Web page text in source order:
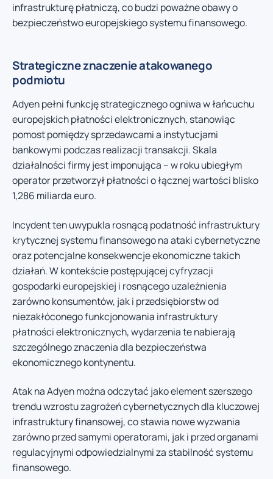
infrastrukturę płatniczą, co budzi poważne obawy o
bezpieczeństwo europejskiego systemu finansowego.
Strategiczne znaczenie atakowanego
podmiotu
Adyen pełni funkcję strategicznego ogniwa w łańcuchu
europejskich płatności elektronicznych, stanowiąc
pomost pomiędzy sprzedawcami a instytucjami
bankowymi podczas realizacji transakcji. Skala
działalności firmy jest imponująca – w roku ubiegłym
operator przetworzył płatności o łącznej wartości blisko
1,286 miliarda euro.
Incydent ten uwypukla rosnącą podatność infrastruktury
krytycznej systemu finansowego na ataki cybernetyczne
oraz potencjalne konsekwencje ekonomiczne takich
działań. W kontekście postępującej cyfryzacji
gospodarki europejskiej i rosnącego uzależnienia
zarówno konsumentów, jak i przedsiębiorstw od
niezakłóconego funkcjonowania infrastruktury
płatności elektronicznych, wydarzenia te nabierają
szczególnego znaczenia dla bezpieczeństwa
ekonomicznego kontynentu.
Atak na Adyen można odczytać jako element szerszego
trendu wzrostu zagrożeń cybernetycznych dla kluczowej
infrastruktury finansowej, co stawia nowe wyzwania
zarówno przed samymi operatorami, jak i przed organami
regulacyjnymi odpowiedzialnymi za stabilność systemu
finansowego.